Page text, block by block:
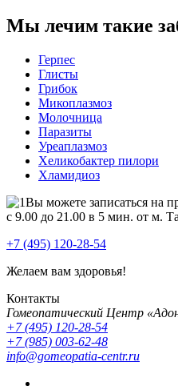
Мы лечим такие
Герпес
Глисты
Грибок
Микоплазмоз
Молочница
Паразиты
Уреаплазмоз
Хеликобактер пилори
Хламидиоз
Вы можете записаться на
с 9.00 до 21.00 в 5 мин. от м.
+7 (495) 120-28-54
Желаем вам здоровья!
Контакты
Гомеопатический Центр
+7 (495) 120-28-54
+7 (985) 003-62-48
info@gomeopatia-centr.ru